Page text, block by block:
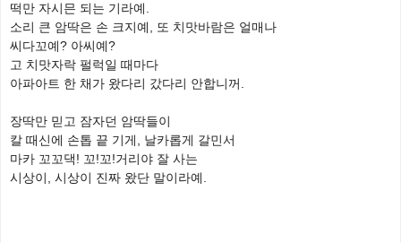
떡만 자시믄 되는 기라예.
소리 큰 암딱은 손 크지예, 또 치맛바람은 얼매나
씨다꼬예? 아씨예?
고 치맛자락 펄럭일 때마다
아파아트 한 채가 왔다리 갔다리 안합니꺼.
장딱만 믿고 잠자던 암딱들이
칼 때신에 손톱 끝 기게, 날카롭게 갈민서
마카 꼬꼬댁! 꼬!꼬!거리야 잘 사는
시상이, 시상이 진짜 왔단 말이라예.